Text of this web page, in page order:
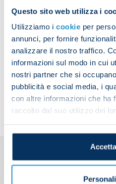
Questo sito web utilizza i
Utilizziamo i cookie per
annunci, per fornire
analizzare il nostro traffico.
informazioni sul modo in cui
nostri partner che si
pubblicità e social media, i
con altre informazioni che ha
raccolto dal suo utilizzo dei
SSC Napoli can confirm
joined Rennes on a
Share the article with
team